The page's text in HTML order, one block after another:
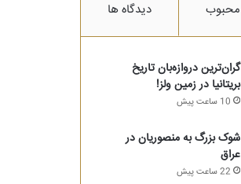
محبوب دیدگاه ها
گران‌ترین دروازه‌بان تاریخ
بریتانیا در زمین ولز!
10 ساعت پیش
شوک بزرگ به منصوریان در
عراق
22 ساعت پیش